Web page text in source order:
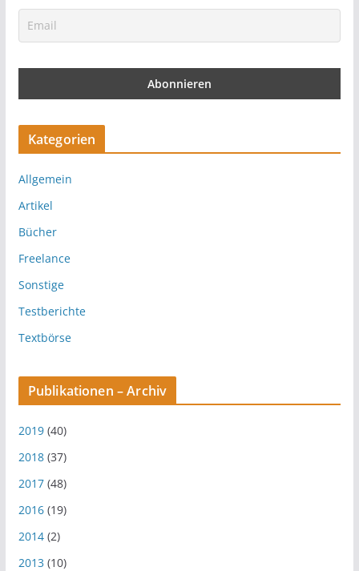
Kategorien
Allgemein
Artikel
Bücher
Freelance
Sonstige
Testberichte
Textbörse
Publikationen – Archiv
2019(40)
2018(37)
2017(48)
2016(19)
2014(2)
2013 (10)